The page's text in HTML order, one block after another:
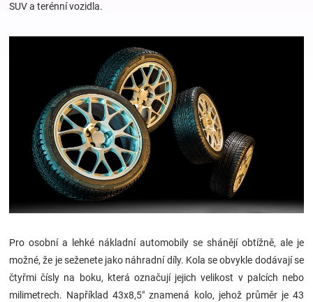
zábava
děti
Těhotenské
oblečení
SUV a terénní vozidla.
Pro osobní a lehké nákladní automobily se shánějí obtížně, ale je
možné, že je seženete jako náhradní díly. Kola se obvykle dodávají se
čtyřmi čísly na boku, která označují jejich velikost v palcích nebo
milimetrech. Například 43x8,5" znamená kolo, jehož průměr je 43